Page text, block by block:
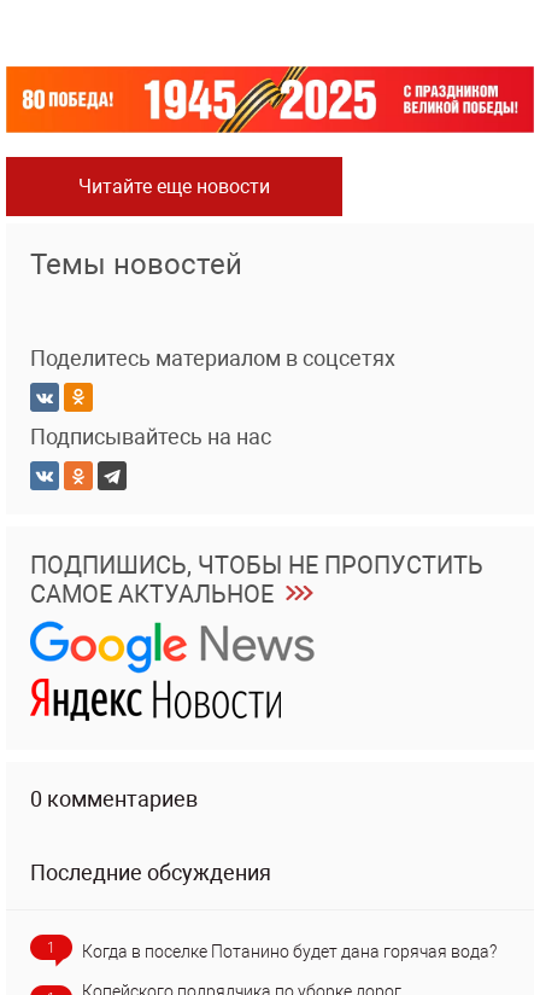
Читайте еще новости
Темы новостей
Поделитесь материалом в соцсетях
Подписывайтесь на нас
ПОДПИШИСЬ, ЧТОБЫ НЕ ПРОПУСТИТЬ
САМОЕ АКТУАЛЬНОЕ
0 комментариев
Последние обсуждения
1 Когда в поселке Потанино будет дана горячая вода?